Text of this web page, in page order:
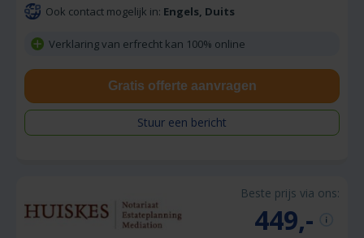
Ook contact mogelijk in: Engels, Duits
Verklaring van erfrecht kan 100% online
Gratis offerte aanvragen
Stuur een bericht
Beste prijs via ons:
449,-